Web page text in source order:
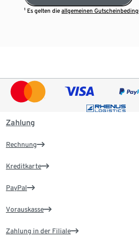
¹ Es gelten dieallgemeinen
Zahlung
Rechnung
Kreditkarte
PayPal
Vorauskasse
Zahlung in der Filiale